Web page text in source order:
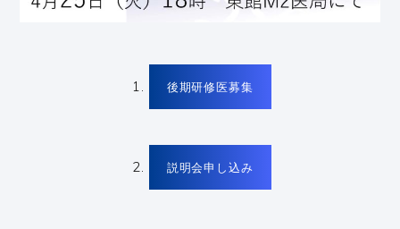
後期研修医募集
説明会申し込み